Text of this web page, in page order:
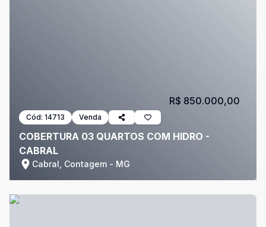
Cód: 14713 Venda
COBERTURA 03 QUARTOS COM HIDRO -
CABRAL
Cabral, Contagem - MG
R$ 850.000,00